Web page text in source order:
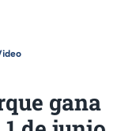
gana